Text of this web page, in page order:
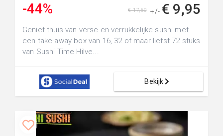
-44% +/- € 9,95
€ 17,50
Geniet thuis van verse en verrukkelijke sushi met
een take-away box van 16, 32 of maar liefst 72 stuks
van Sushi Time Hilve...
Bekijk